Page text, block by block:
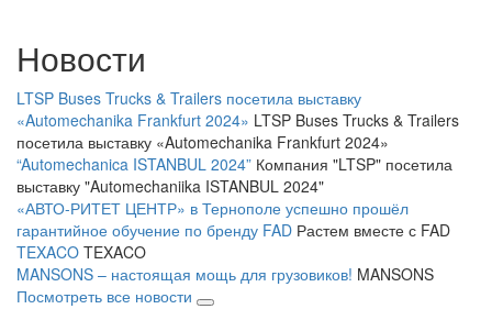
Новости
LTSP Buses Trucks & Trailers посетила выставку
«Automechanika Frankfurt 2024» LTSP Buses Trucks & Trailers
посетила выставку «Automechanika Frankfurt 2024»
“Automechanica ISTANBUL 2024” Компания "LTSP" посетила
выставку "Automechaniika ISTANBUL 2024"
«АВТО-РИТЕТ ЦЕНТР» в Тернополе успешно прошёл
гарантийное обучение по бренду FAD Растем вместе с FAD
TEXACO TEXACO
MANSONS – настоящая мощь для грузовиков! MANSONS
Посмотреть все новости